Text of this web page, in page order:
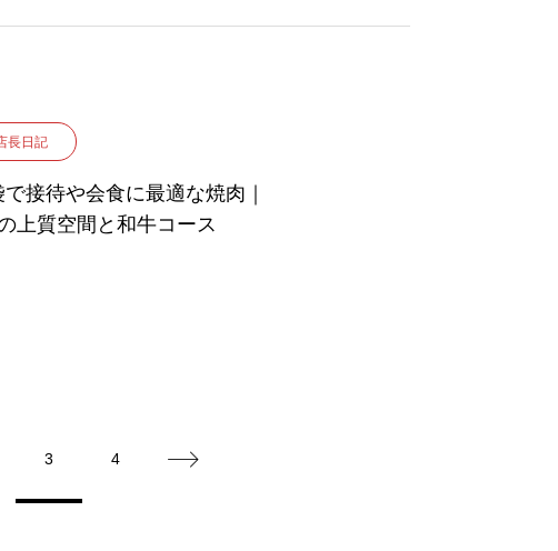
長日記
接待や会食に最適な焼肉｜
上質空間と和牛コース
3 4